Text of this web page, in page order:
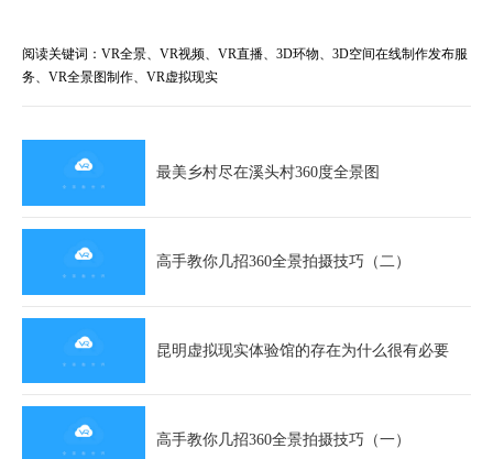
阅读关键词：VR全景、VR视频、VR直播、3D环物、3D空间在线制作发布服
务、VR全景图制作、VR虚拟现实
最美乡村尽在溪头村360度全景图
高手教你几招360全景拍摄技巧（二）
昆明虚拟现实体验馆的存在为什么很有必要
高手教你几招360全景拍摄技巧（一）